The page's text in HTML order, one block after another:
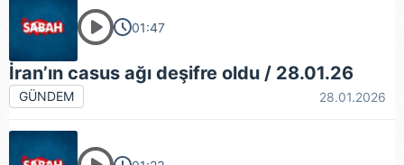
01:47
İran’ın casus ağı deşifre oldu / 28.01.26
GÜNDEM 28.01.2026